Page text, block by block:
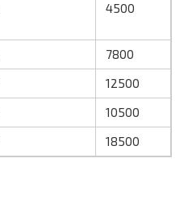
4500
7800
12500
10500
18500